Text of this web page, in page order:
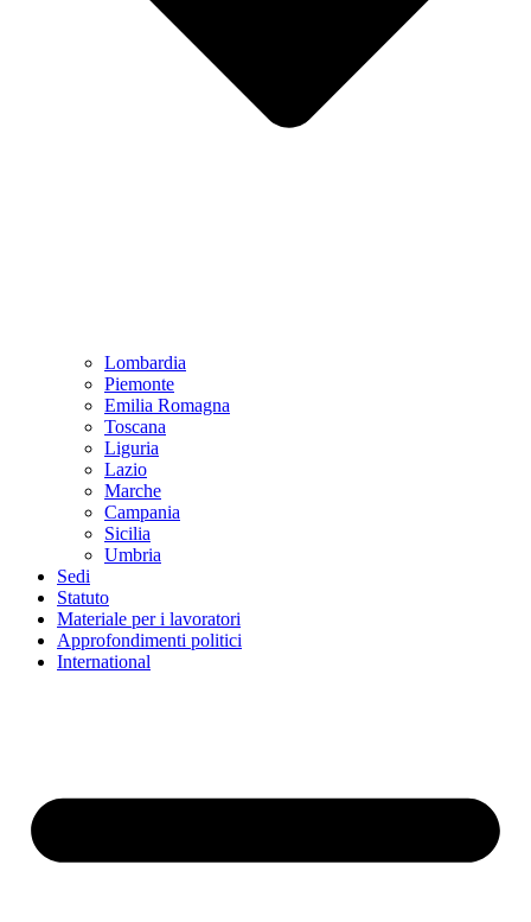
Lombardia
Piemonte
Emilia Romagna
Toscana
Liguria
Lazio
Marche
Campania
Sicilia
Umbria
Sedi
Statuto
Materiale per i lavoratori
Approfondimenti politici
International